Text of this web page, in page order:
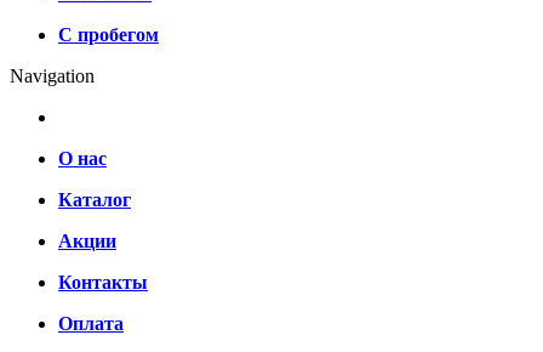
С пробегом
Navigation
О нас
Каталог
Акции
Контакты
Оплата